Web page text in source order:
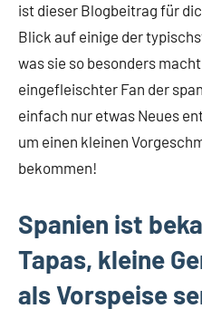
ist dieser Blogbeitrag für
Blick auf einige der
was sie so besonders
eingefleischter Fan der
einfach nur etwas Neues
um einen kleinen
bekommen!
Spanien ist
Tapas, kleine
als Vorspeise